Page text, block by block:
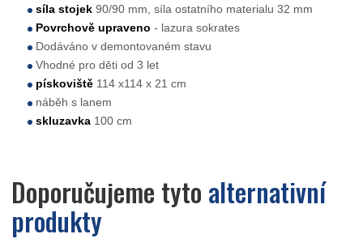
síla stojek 90/90 mm, síla ostatního materialu 32 mm
Povrchově upraveno - lazura sokrates
Dodáváno v demontovaném stavu
Vhodné pro děti od 3 let
pískoviště 114 x114 x 21 cm
náběh s lanem
skluzavka 100 cm
Doporučujeme tyto alternativní
produkty